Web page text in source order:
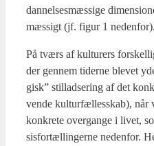
dan­nel­ses­mæs­si­ge
mæs­sigt (jf. figur 1 neden­for).
På tværs af kul­tu­rers
der gen­nem tider­ne ble­vet
gisk” stil­lad­se­ring af det
ven­de kul­tur­fæl­les­skab), når
kon­kre­te over­gan­ge i livet,
sis­for­tæl­lin­ger­ne neden­for.